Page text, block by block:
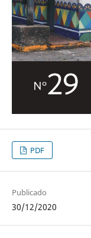
PDF
Publicado
30/12/2020